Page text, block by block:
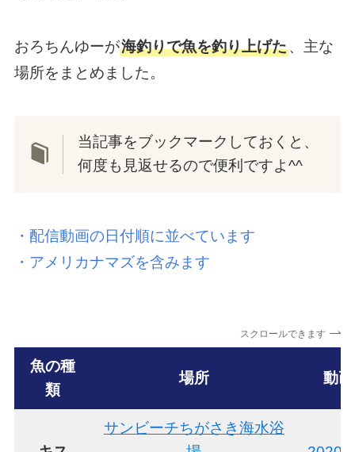
おろちんゆーが海釣りで魚を釣り上げた、主な
場所をまとめました。
当記事をブックマークしておくと、
何度も見返せるので便利ですよ^^
・配信動画の日付順に並べています
・アメリカナマズを含みます
スクロールできます
魚の種
類
場所 動
サンビーチちがさき海水浴